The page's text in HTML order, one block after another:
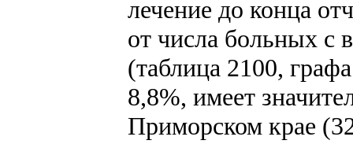
лечение до конца
от числа больных с
(таблица 2100,
8,8%, имеет
Приморском крае